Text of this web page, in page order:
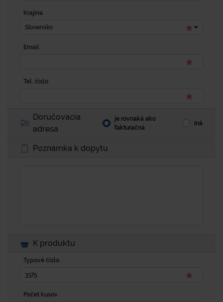
Krajina
Slovensko
Email
Tel. číslo
Doručovacia
adresa
je rovnaká ako
fakturačná
Iná
Poznámka k dopytu
K produktu
Typové číslo
Počet kusov